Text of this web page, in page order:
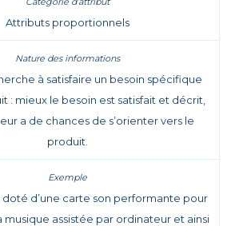
Attributs proportionnels
à satisfaire un besoin spécifique
: mieux le besoin est satisfait et décrit,
a de chances de s’orienter vers le
produit.
d’une carte son performante pour
musique assistée par ordinateur et ainsi